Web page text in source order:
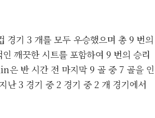
경기 3 개를 모두 우승했으며 총 9 번의
깨끗한 시트를 포함하여 9 번의 승리
은 반 시간 전 마지막 9 골 중 7 골을 인
난 3 경기 중 2 경기 중 2 개 경기에서